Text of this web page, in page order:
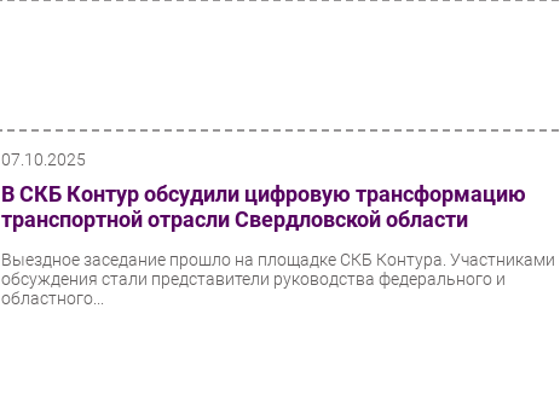
07.10.2025
В СКБ Контур обсудили цифровую трансформацию
транспортной отрасли Свердловской области
Выездное заседание прошло на площадке СКБ Контура. Участниками
обсуждения стали представители руководства федерального и
областного...